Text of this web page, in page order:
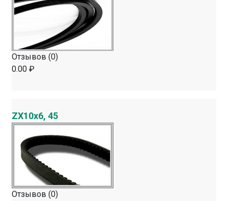
Отзывов (0)
0.00 ₽
ZX10х6, 45
Отзывов (0)